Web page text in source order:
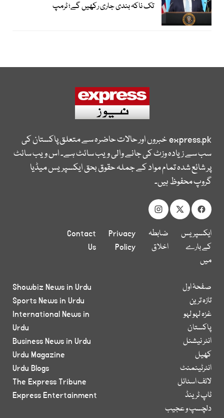
تک ناکہ بندی جاری رکھیں گے؛ ٹرمپ
express.pkخبروں اور حالات حاضرہ سے متعلق پاکستان کی
سب سے زیادہ وزٹ کی جانے والی ویب سائٹ ہے۔ اس ویب سائٹ
پر شائع شدہ تمام مواد کے جملہ حقوق بحق ایکسپریس میڈیا
گروپ محفوظ ہیں۔
ایکسپریس
کے بارے
میں
ضابطہ
اخلاق
Privacy
Policy
Contact
Us
صفحۂ اول
تازہ ترین
غزہ لہو لہو
پاکستان
انٹر نیشنل
کھیل
انٹرٹینمنٹ
لائف اسٹائل
ٹاپ ٹرینڈ
دلچسپ و عجیب
Showbiz News in Urdu
Sports News in Urdu
International News in
Urdu
Business News in Urdu
Urdu Magazine
Urdu Blogs
The Express Tribune
Express Entertainment